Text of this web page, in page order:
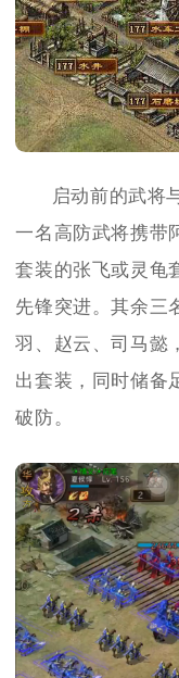
启动前的武将
一名高防武将携带
套装的张飞或灵龟
先锋突进。其余三
羽、赵云、司马懿
出套装，同时储备
破防。